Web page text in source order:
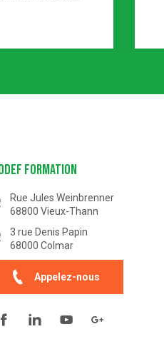
Formation
Rue Jules Weinbrenner
68800 Vieux-Thann
3 rue Denis Papin
68000 Colmar
Appelez-nous
FacebookLinkedinYouTube